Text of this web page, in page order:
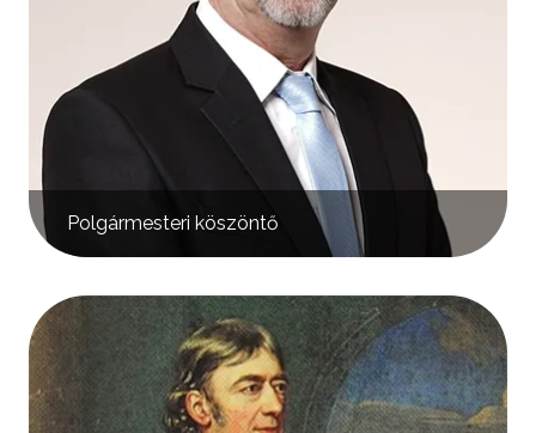
Polgármesteri köszöntő
Kép